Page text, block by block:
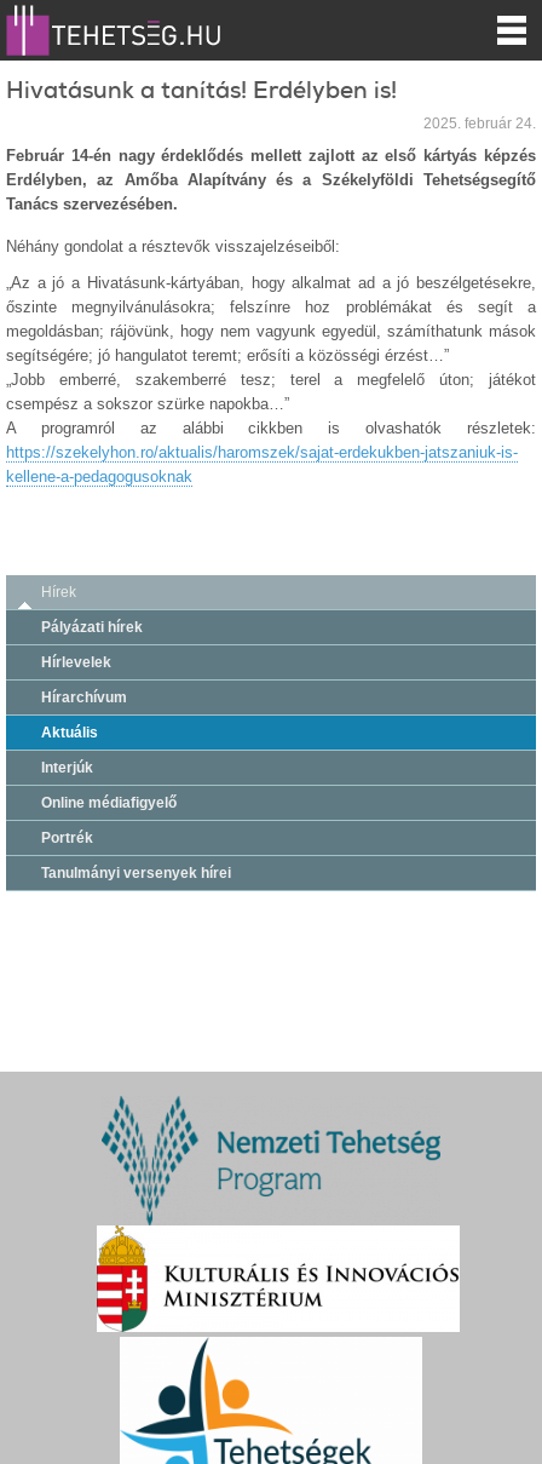
Hivatásunk a tanítás! Erdélyben is!
2025. február 24.
Február 14-én nagy érdeklődés mellett zajlott az első kártyás képzés
Erdélyben, az Amőba Alapítvány és a Székelyföldi Tehetségsegítő
Tanács szervezésében.
Néhány gondolat a résztevők visszajelzéseiből:
„Az a jó a Hivatásunk-kártyában, hogy alkalmat ad a jó beszélgetésekre,
őszinte megnyilvánulásokra; felszínre hoz problémákat és segít a
megoldásban; rájövünk, hogy nem vagyunk egyedül, számíthatunk mások
segítségére; jó hangulatot teremt; erősíti a közösségi érzést…”
„Jobb emberré, szakemberré tesz; terel a megfelelő úton; játékot
csempész a sokszor szürke napokba…”
A programról az alábbi cikkben is olvashatók részletek:
https://szekelyhon.ro/aktualis/haromszek/sajat-erdekukben-jatszaniuk-is-
kellene-a-pedagogusoknak
Hírek
Pályázati hírek
Hírlevelek
Hírarchívum
Aktuális
Interjúk
Online médiafigyelő
Portrék
Tanulmányi versenyek hírei